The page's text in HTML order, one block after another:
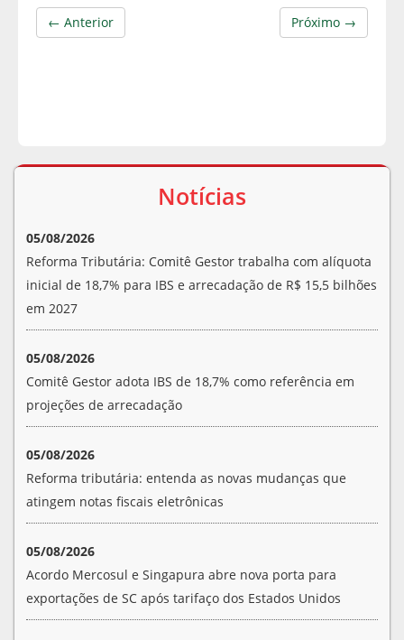
Próximo →
← Anterior
Notícias
05/08/2026
Reforma Tributária: Comitê Gestor trabalha com alíquota
inicial de 18,7% para IBS e arrecadação de R$ 15,5 bilhões
em 2027
05/08/2026
Comitê Gestor adota IBS de 18,7% como referência em
projeções de arrecadação
05/08/2026
Reforma tributária: entenda as novas mudanças que
atingem notas fiscais eletrônicas
05/08/2026
Acordo Mercosul e Singapura abre nova porta para
exportações de SC após tarifaço dos Estados Unidos